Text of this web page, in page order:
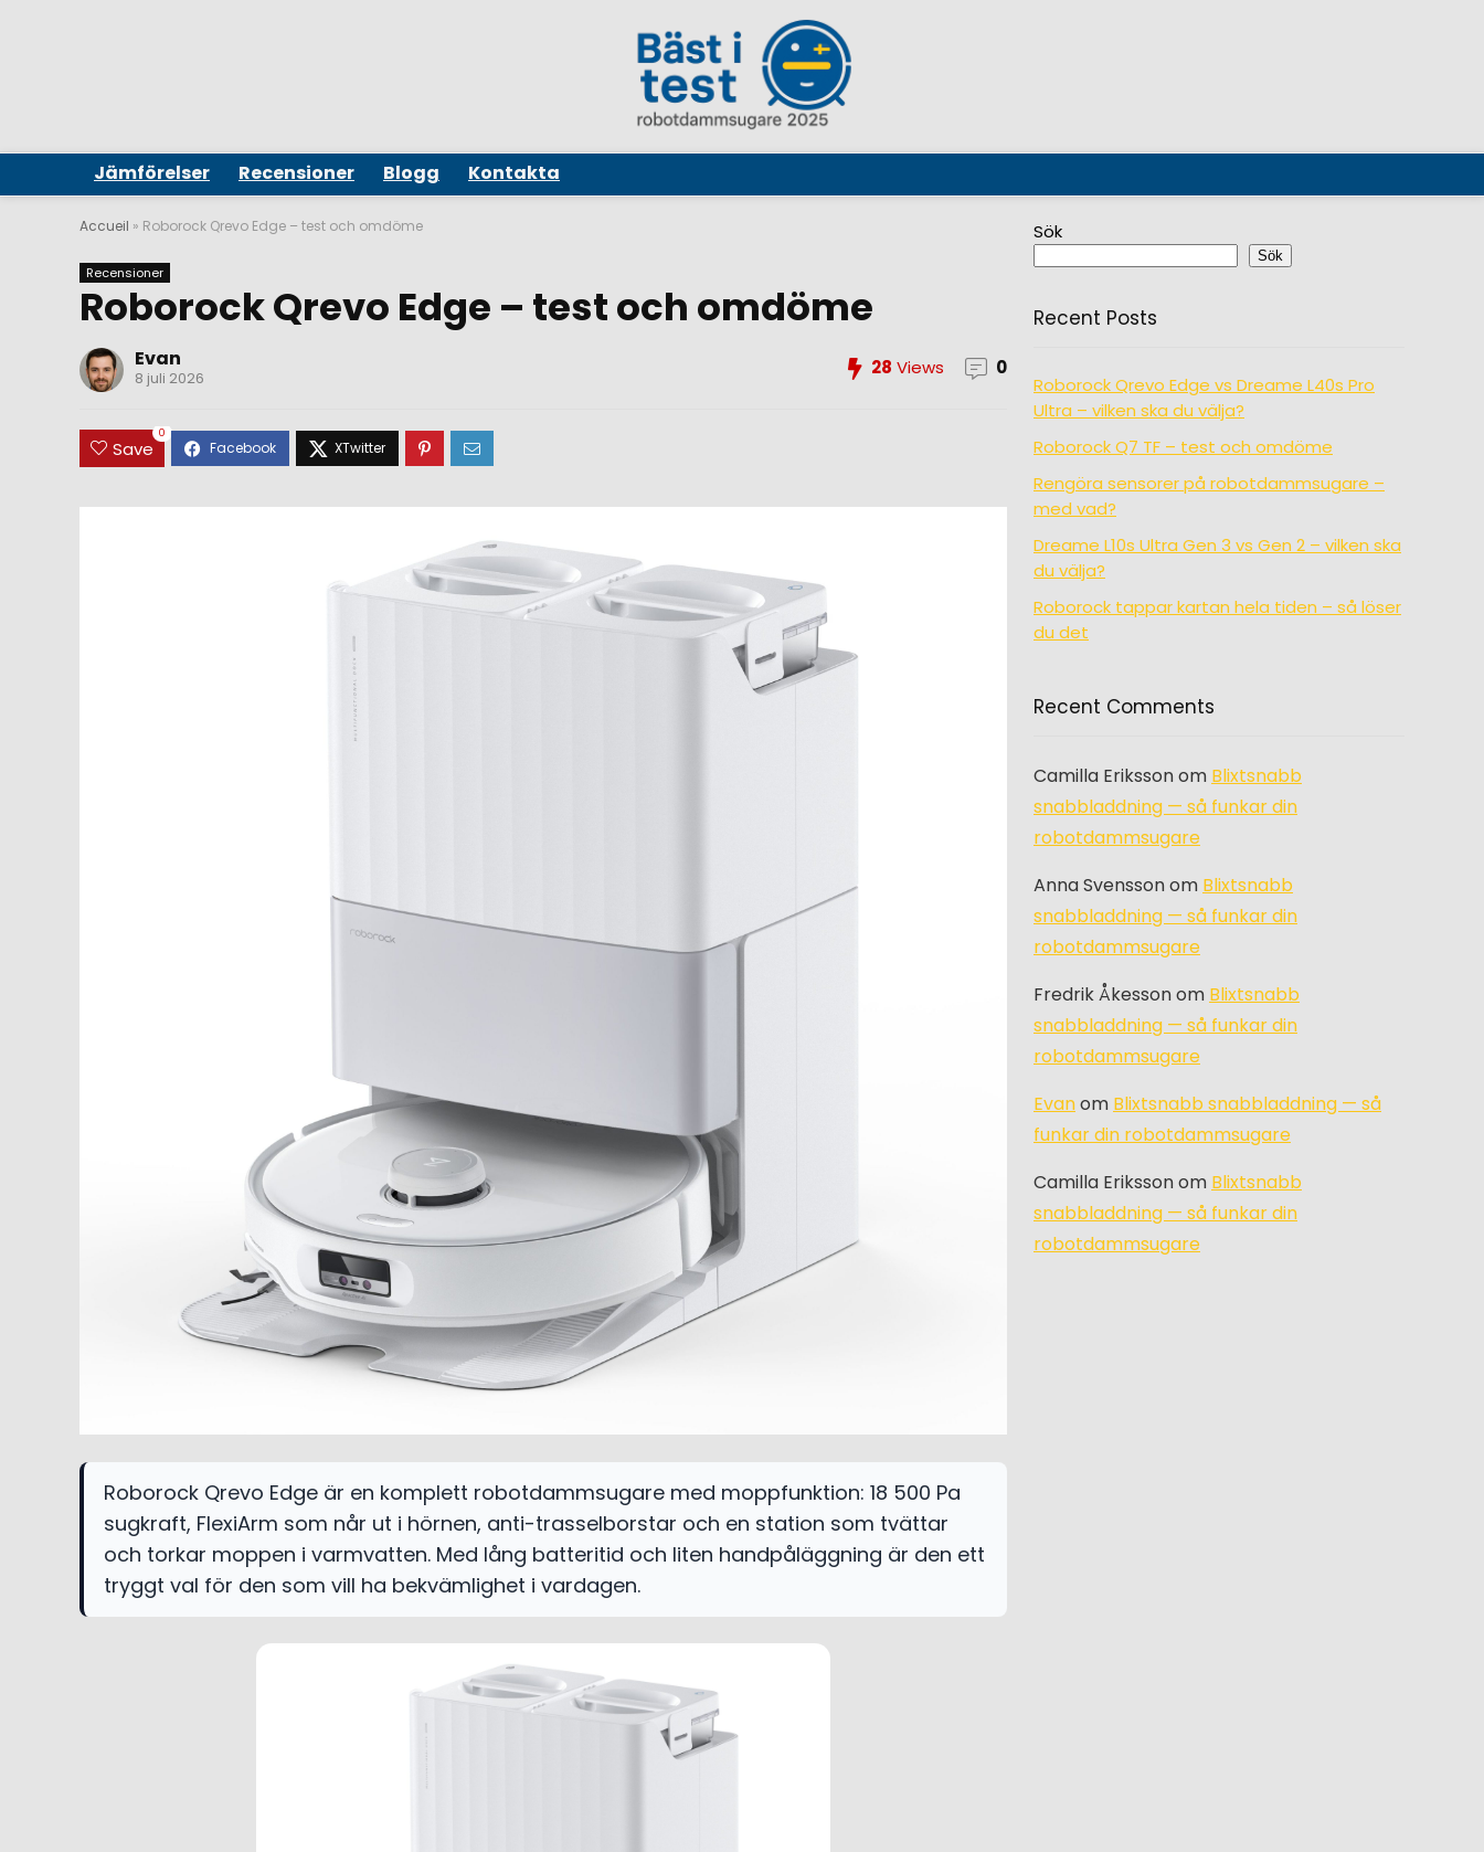
Jämförelser Recensioner Blogg Kontakta
Accueil » Roborock Qrevo Edge – test och omdöme
Recensioner
Roborock Qrevo Edge – test och omdöme
Evan
8 juli 2026 28 Views 0
Save
0
Roborock Qrevo Edge är en komplett robotdammsugare med moppfunktion: 18 500 Pa
sugkraft, FlexiArm som når ut i hörnen, anti-trasselborstar och en station som tvättar
och torkar moppen i varmvatten. Med lång batteritid och liten handpåläggning är den ett
tryggt val för den som vill ha bekvämlighet i vardagen.
Sök
Sök
Recent Posts
Roborock Qrevo Edge vs Dreame L40s Pro
Ultra – vilken ska du välja?
Roborock Q7 TF – test och omdöme
Rengöra sensorer på robotdammsugare –
med vad?
Dreame L10s Ultra Gen 3 vs Gen 2 – vilken ska
du välja?
Roborock tappar kartan hela tiden – så löser
du det
Recent Comments
Camilla Erikssonom Blixtsnabb
snabbladdning — så funkar din
robotdammsugare
Anna Svenssonom Blixtsnabb
snabbladdning — så funkar din
robotdammsugare
Fredrik Åkessonom Blixtsnabb
snabbladdning — så funkar din
robotdammsugare
Evanom Blixtsnabb snabbladdning — så
funkar din robotdammsugare
Camilla Erikssonom Blixtsnabb
snabbladdning — så funkar din
robotdammsugare